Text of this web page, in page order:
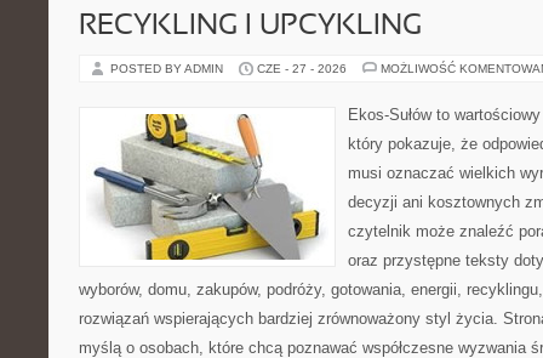
RECYKLING I UPCYKLING
POSTED BY ADMIN CZE - 27 - 2026 MOŻLIWOŚĆ
Ekos-Sułów to
który pokazuje, że
musi oznaczać wielkich
decyzji ani kosztownych
czytelnik może znaleźć
oraz przystępne teksty
wyborów, domu, zakupów, podróży, gotowania, energii,
rozwiązań wspierających bardziej zrównoważony styl życia.
myślą o osobach, które chcą poznawać współczesne wyzwania